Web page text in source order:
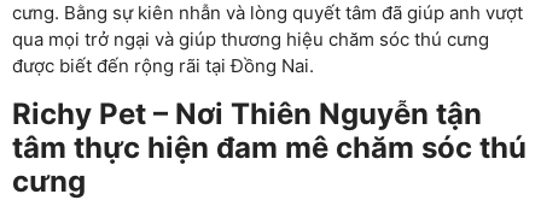
cưng. Bằng sự kiên nhẫn và lòng quyết tâm đã giúp anh vượt
qua mọi trở ngại và giúp thương hiệu chăm sóc thú cưng
được biết đến rộng rãi tại Đồng Nai.
Richy Pet – Nơi Thiên Nguyễn tận
tâm thực hiện đam mê chăm sóc thú
cưng